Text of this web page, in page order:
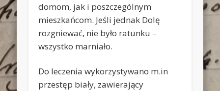
domom, jak i poszczególnym
mieszkańcom. Jeśli jednak Dolę
rozgniewać, nie było ratunku –
wszystko marniało.
Do leczenia wykorzystywano m.in
przestęp biały, zawierający